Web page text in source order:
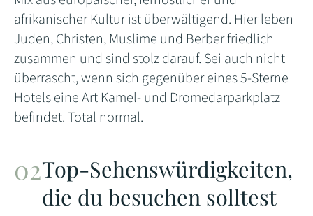
afrikanischer Kultur ist überwältigend. Hier leben
Juden, Christen, Muslime und Berber friedlich
zusammen und sind stolz darauf. Sei auch nicht
überrascht, wenn sich gegenüber eines 5-Sterne
Hotels eine Art Kamel- und Dromedarparkplatz
befindet. Total normal.
Top-Sehenswürdigkeiten,
die du besuchen solltest